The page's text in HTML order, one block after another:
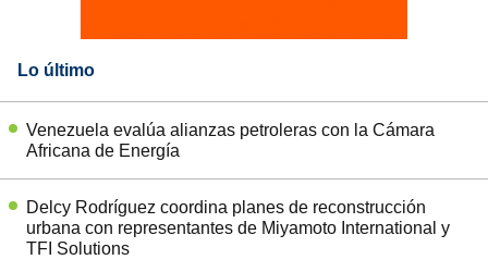
Lo último
Venezuela evalúa alianzas petroleras con la Cámara
Africana de Energía
Delcy Rodríguez coordina planes de reconstrucción
urbana con representantes de Miyamoto International y
TFI Solutions